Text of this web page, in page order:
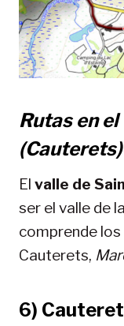
Rutas en
(Cauterets)
El valle de
ser el valle de
comprende
Cauterets,
6)